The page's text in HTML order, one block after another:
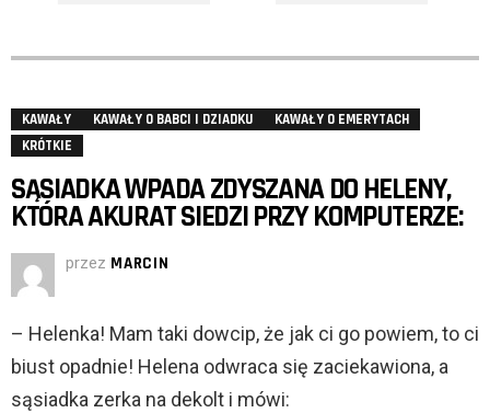
KAWAŁY KAWAŁY O BABCI I DZIADKU
KAWAŁY O EMERYTACH
KRÓTKIE
SĄSIADKA WPADA ZDYSZANA DO HELENY,
KTÓRA AKURAT SIEDZI PRZY KOMPUTERZE:
przez MARCIN
– Helenka! Mam taki dowcip, że jak ci go powiem, to ci
biust opadnie! Helena odwraca się zaciekawiona, a
sąsiadka zerka na dekolt i mówi: